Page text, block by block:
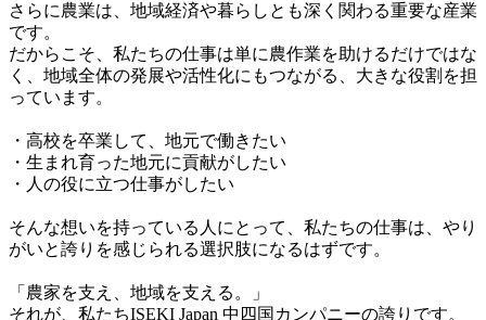
さらに農業は、地域経済や暮らしとも深く関わる重要な産業
です。
だからこそ、私たちの仕事は単に農作業を助けるだけではな
く、地域全体の発展や活性化にもつながる、大きな役割を担
っています。
・高校を卒業して、地元で働きたい
・生まれ育った地元に貢献がしたい
・人の役に立つ仕事がしたい
そんな想いを持っている人にとって、私たちの仕事は、やり
がいと誇りを感じられる選択肢になるはずです。
「農家を支え、地域を支える。」
それが、私たちISEKI Japan 中四国カンパニーの誇りです。